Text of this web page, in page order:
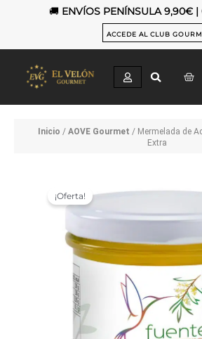
🚚 ENVÍOS PENÍNSULA 9,90€ |
ACCEDE AL CLUB
Inicio / AOVE Gourmet / Mermelada de
Extra
¡Oferta!